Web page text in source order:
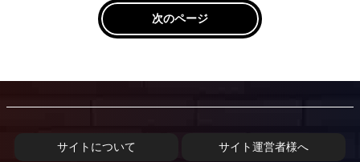
次のページ
サイトについて サイト運営者様へ